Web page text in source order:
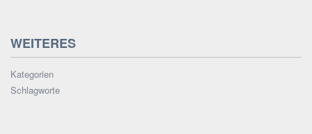
WEITERES
Kategorien
Schlagworte